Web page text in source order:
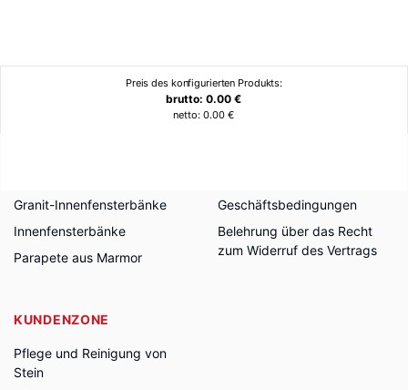
Preis des konfigurierten Produkts:
brutto:0.00 €
netto:0.00 €
Granit-Innenfensterbänke
Innenfensterbänke
Parapete aus Marmor
DIE FIRMA
Geschäftsbedingungen
Belehrung über das Recht
zum Widerruf des Vertrags
KUNDENZONE
Pflege und Reinigung von
Stein